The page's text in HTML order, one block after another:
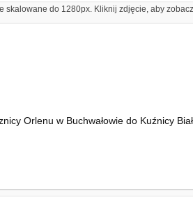
skalowane do 1280px. Kliknij zdjęcie, aby
Orlenu w Buchwałowie do Kuźnicy